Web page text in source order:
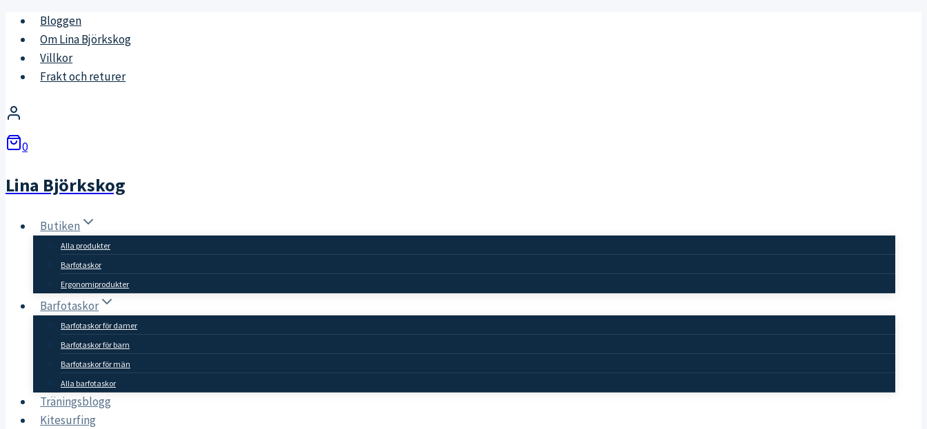
Skip
content
Bloggen
Om Lina Björkskog
Villkor
Frakt och returer
0
Lina Björkskog
Butiken
Alla produkter
Barfotaskor
Ergonomiprodukter
Barfotaskor
Barfotaskor för damer
Barfotaskor för barn
Barfotaskor för män
Alla barfotaskor
Träningsblogg
Kitesurfing